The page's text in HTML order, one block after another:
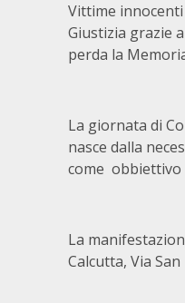
Vittime innocenti
Giustizia grazie
perda la
La giornata di
nasce dalla
come obbiettivo
La
Calcutta, Via